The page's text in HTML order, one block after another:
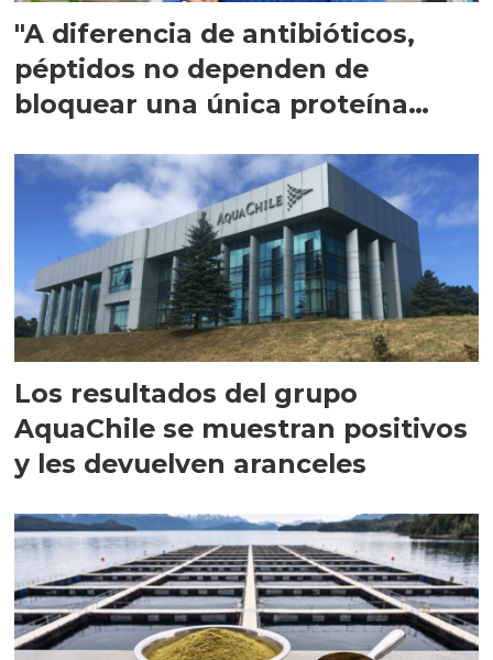
"A diferencia de antibióticos,
péptidos no dependen de
bloquear una única proteína
Los resultados del grupo
AquaChile se muestran positivos
y les devuelven aranceles